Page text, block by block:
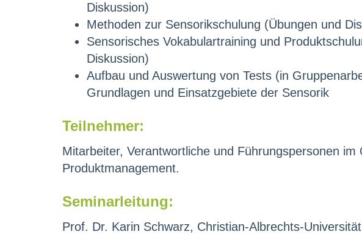
Diskussion)
Methoden zur Sensorikschulung (Übungen und
Sensorisches Vokabulartraining und
Diskussion)
Aufbau und Auswertung von Tests (in
Grundlagen und Einsatzgebiete der Sensorik
Teilnehmer:
Mitarbeiter, Verantwortliche und Führungspersonen im
Produktmanagement.
Seminarleitung:
Prof. Dr. Karin Schwarz, Christian-Albrechts-